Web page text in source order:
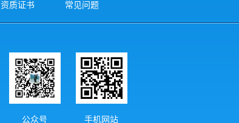
资质证书 常见问题
公众号 手机网站